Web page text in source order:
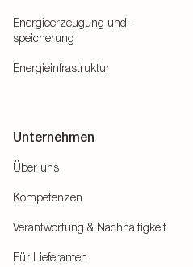
Energieerzeugung und -
speicherung
Energieinfrastruktur
Unternehmen
Über uns
Kompetenzen
Verantwortung & Nachhaltigkeit
Für Lieferanten